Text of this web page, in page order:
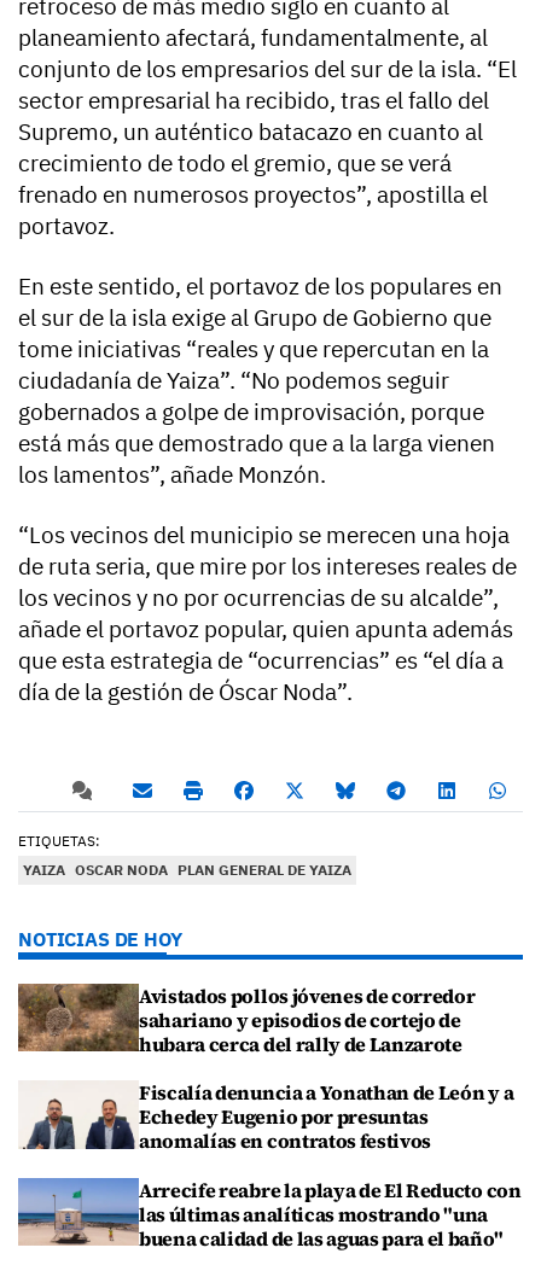
retroceso de más medio siglo en cuanto al
planeamiento afectará, fundamentalmente, al
conjunto de los empresarios del sur de la isla. “El
sector empresarial ha recibido, tras el fallo del
Supremo, un auténtico batacazo en cuanto al
crecimiento de todo el gremio, que se verá
frenado en numerosos proyectos”, apostilla el
portavoz.
En este sentido, el portavoz de los populares en
el sur de la isla exige al Grupo de Gobierno que
tome iniciativas “reales y que repercutan en la
ciudadanía de Yaiza”. “No podemos seguir
gobernados a golpe de improvisación, porque
está más que demostrado que a la larga vienen
los lamentos”, añade Monzón.
“Los vecinos del municipio se merecen una hoja
de ruta seria, que mire por los intereses reales de
los vecinos y no por ocurrencias de su alcalde”,
añade el portavoz popular, quien apunta además
que esta estrategia de “ocurrencias” es “el día a
día de la gestión de Óscar Noda”.
ETIQUETAS:
YAIZA OSCAR NODA PLAN GENERAL DE YAIZA
NOTICIAS DE HOY
Avistados pollos jóvenes de corredor
sahariano y episodios de cortejo de
hubara cerca del rally de Lanzarote
Fiscalía denuncia a Yonathan de León y a
Echedey Eugenio por presuntas
anomalías en contratos festivos
Arrecife reabre la playa de El Reducto con
las últimas analíticas mostrando "una
buena calidad de las aguas para el baño"